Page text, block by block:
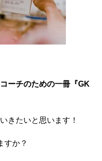
ーチのための一冊『GK
きたいと思います！
すか？